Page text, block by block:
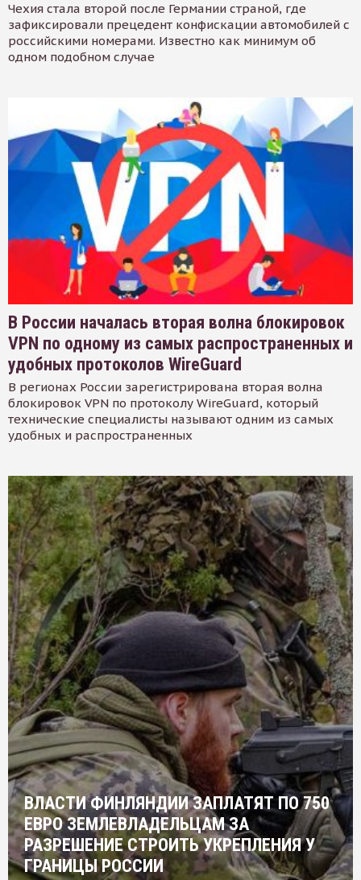
Чехия стала второй после Германии страной, где
зафиксировали прецедент конфискации автомобилей с
российскими номерами. Известно как минимум об
одном подобном случае
В России началась вторая волна блокировок
VPN по одному из самых распространенных и
удобных протоколов WireGuard
В регионах России зарегистрирована вторая волна
блокировок VPN по протоколу WireGuard, который
технические специалисты называют одним из самых
удобных и распространенных
ВЛАСТИ ФИНЛЯНДИИ ЗАПЛАТЯТ ПО 750
ЕВРО ЗЕМЛЕВЛАДЕЛЬЦАМ ЗА
РАЗРЕШЕНИЕ СТРОИТЬ УКРЕПЛЕНИЯ У
ГРАНИЦЫ РОССИИ